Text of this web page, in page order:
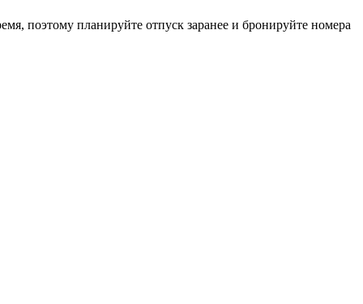
поэтому планируйте отпуск заранее и бронируйте номера